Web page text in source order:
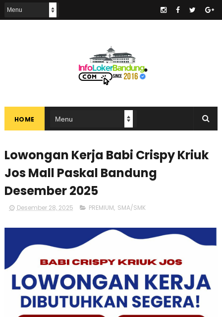
HOME
Lowongan Kerja Babi Crispy Kriuk
Jos Mall Paskal Bandung
Desember 2025
Desember 28, 2025 PREMIUM, SMA/SMK